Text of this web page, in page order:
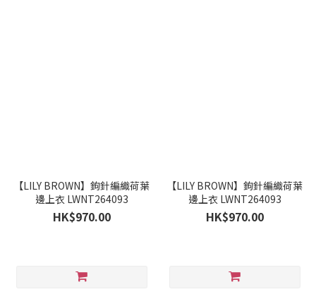
【LILY BROWN】鉤針編織荷葉
邊上衣 LWNT264093
HK$970.00
【LILY BROWN】鉤針編織荷葉
邊上衣 LWNT264093
HK$970.00